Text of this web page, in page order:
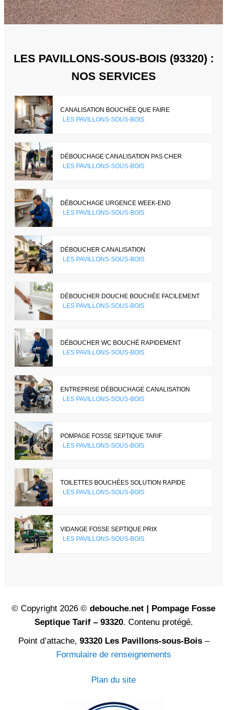
LES PAVILLONS-SOUS-BOIS (93320) :
NOS SERVICES
CANALISATION BOUCHÉE QUE FAIRE
LES PAVILLONS-SOUS-BOIS
DÉBOUCHAGE CANALISATION PAS CHER
LES PAVILLONS-SOUS-BOIS
DÉBOUCHAGE URGENCE WEEK-END
LES PAVILLONS-SOUS-BOIS
DÉBOUCHER CANALISATION
LES PAVILLONS-SOUS-BOIS
DÉBOUCHER DOUCHE BOUCHÉE FACILEMENT
LES PAVILLONS-SOUS-BOIS
DÉBOUCHER WC BOUCHÉ RAPIDEMENT
LES PAVILLONS-SOUS-BOIS
ENTREPRISE DÉBOUCHAGE CANALISATION
LES PAVILLONS-SOUS-BOIS
POMPAGE FOSSE SEPTIQUE TARIF
LES PAVILLONS-SOUS-BOIS
TOILETTES BOUCHÉES SOLUTION RAPIDE
LES PAVILLONS-SOUS-BOIS
VIDANGE FOSSE SEPTIQUE PRIX
LES PAVILLONS-SOUS-BOIS
© Copyright 2026 © debouche.net | Pompage Fosse
Septique Tarif – 93320. Contenu protégé.
Point d’attache, 93320 Les Pavillons-sous-Bois–
Formulaire de renseignements
Plan du site